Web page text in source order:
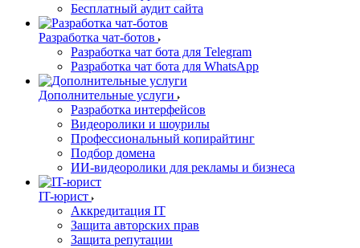
Бесплатный аудит сайта
Разработка чат-ботов
Разработка чат бота для Telegram
Разработка чат бота для WhatsApp
Дополнительные услуги
Разработка интерфейсов
Видеоролики и шоурилы
Профессиональный копирайтинг
Подбор домена
ИИ-видеоролики для рекламы и бизнеса
IT-юрист
Аккредитация IT
Защита авторских прав
Защита репутации